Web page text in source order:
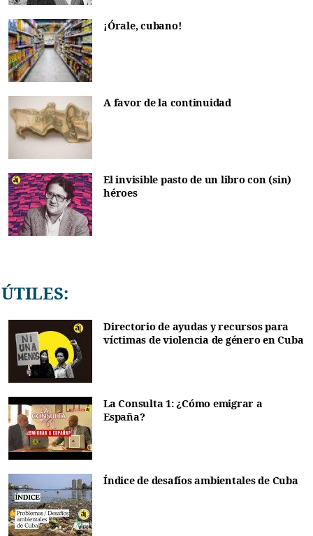
¡Órale, cubano!
A favor de la continuidad
El invisible pasto de un libro con (sin)
héroes
ÚTILES:
Directorio de ayudas y recursos para
víctimas de violencia de género en Cuba
La Consulta 1: ¿Cómo emigrar a
España?
Índice de desafíos ambientales de Cuba